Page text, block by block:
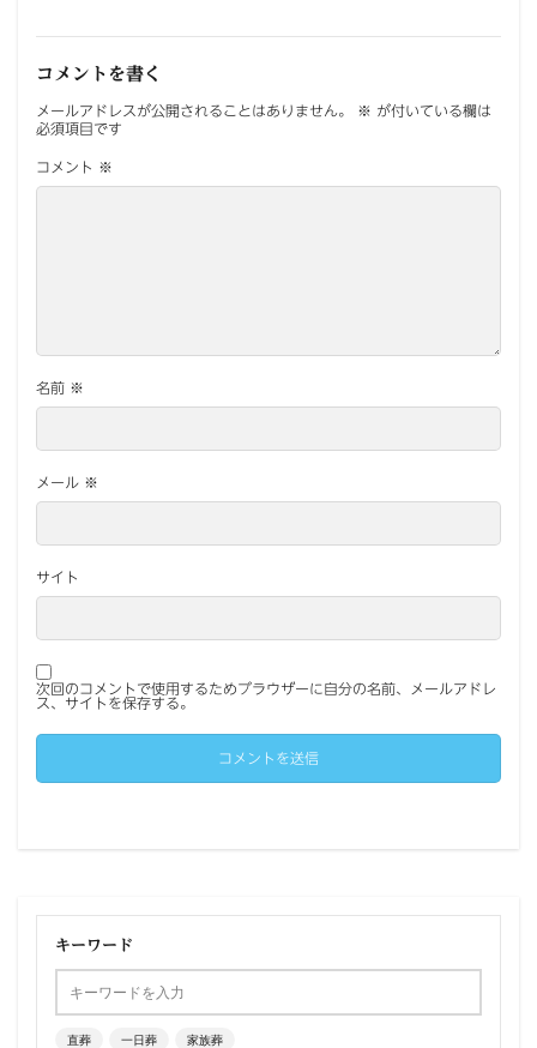
コメントを書く
メールアドレスが公開されることはありません。 ※ が付いている欄は
必須項目です
コメント ※
名前 ※
メール ※
サイト
次回のコメントで使用するためブラウザーに自分の名前、メールアドレ
ス、サイトを保存する。
キーワード
直葬 一日葬 家族葬